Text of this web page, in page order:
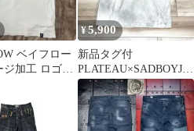
ベイフロー
ジ加工 ロゴT
¥5,900
新品タグ付
PLATEAU×SADBOYJE
RRYコラボTシャツダメ
ージ加工